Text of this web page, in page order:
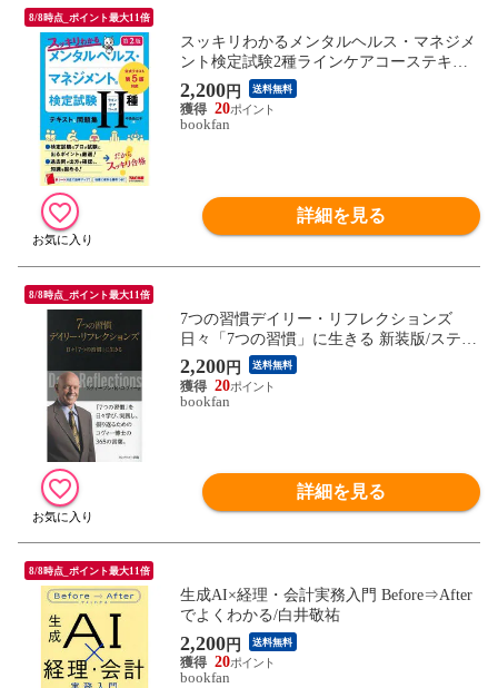
8/8時点_ポイント最大11倍
スッキリわかるメンタルヘルス・マネジメ
ント検定試験2種ラインケアコーステキス
ト&問題集/中島佐江子
2,200円 送料無料
20
bookfan
詳細を見る
8/8時点_ポイント最大11倍
7つの習慣デイリー・リフレクションズ
日々「7つの習慣」に生きる 新装版/スティ
ーブン・Ｒ・コヴィー
2,200円 送料無料
20
bookfan
詳細を見る
8/8時点_ポイント最大11倍
生成AI×経理・会計実務入門 Before⇒After
でよくわかる/白井敬祐
2,200円 送料無料
20
bookfan